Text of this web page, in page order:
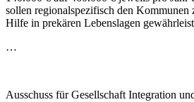
sollen regionalspezifisch den Kommunen
Hilfe in prekären Lebenslagen
…
Ausschuss für Gesellschaft Integration